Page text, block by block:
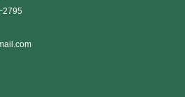
2008131436393291293790 第7
館 地址：高雄市左營區世運大道100
9/13止，
event/2008140610041757594221
事項： 一、報名名額：本參訪活動報
數為20~30人。 二、報名方式： 1.網